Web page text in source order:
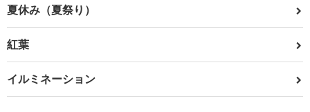
夏休み（夏祭り）
紅葉
イルミネーション